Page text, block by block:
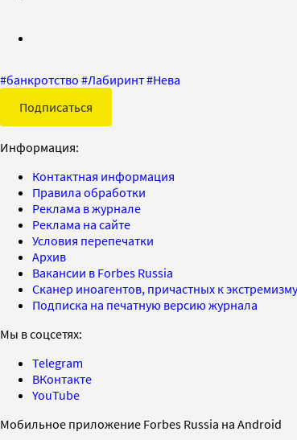
#банкротство #Лабиринт#Нева
Подписаться
Информация:
Контактная информация
Правила обработки
Реклама в журнале
Реклама на сайте
Условия перепечатки
Архив
Вакансии в Forbes Russia
Сканер иноагентов, причастных к
Подписка на печатную версию журнала
Мы в соцсетях:
Telegram
ВКонтакте
YouTube
Мобильное приложение Forbes Russia на Android